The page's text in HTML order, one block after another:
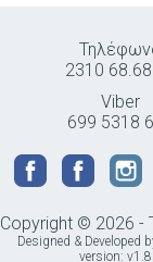
2310
Viber
699 5318
Copyright © 2026 -
Designed & Developed
version: